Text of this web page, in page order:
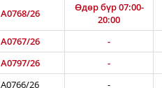
A0768/26
Өдөр бүр 07:00-
20:00
A0767/26 -
A0797/26 -
A0766/26 -